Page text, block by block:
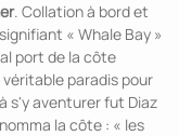
. Collation à bord et
« Whale Bay »
port de la côte
paradis pour
s'y aventurer fut Diaz
la côte : « les